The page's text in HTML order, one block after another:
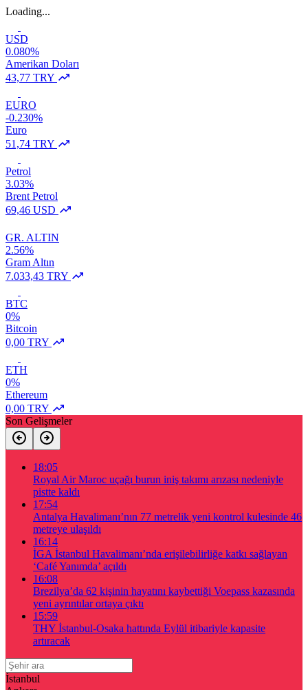
Loading...
USD
0.080%
Amerikan Doları
43,77 TRY
EURO
-0.230%
Euro
51,74 TRY
Petrol
3.03%
Brent Petrol
69,46 USD
GR. ALTIN
2.56%
Gram Altın
7.033,43 TRY
BTC
0%
Bitcoin
0,00 TRY
ETH
0%
Ethereum
0,00 TRY
Son Gelişmeler
18:05
Royal Air Maroc uçağı burun iniş takımı arızası nedeniyle
pistte kaldı
17:54
Antalya Havalimanı’nın 77 metrelik yeni kontrol kulesinde 46
metreye ulaşıldı
16:14
İGA İstanbul Havalimanı’nda erişilebilirliğe katkı sağlayan
‘Café Yanımda’ açıldı
16:08
Brezilya’da 62 kişinin hayatını kaybettiği Voepass kazasında
yeni ayrıntılar ortaya çıktı
15:59
THY İstanbul-Osaka hattında Eylül itibariyle kapasite
artıracak
İstanbul